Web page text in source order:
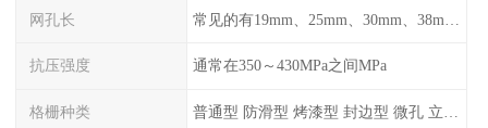
网孔长
抗压强度 通常在350～430MPa之间MPa
格栅种类 普通型 防滑型 ‌烤漆型 封边型 ‌微孔 立体 加砂覆面型 平面型